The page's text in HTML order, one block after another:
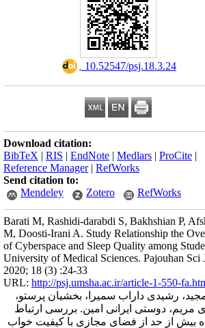
‎ 10.52547/psj.18.3.24
Download citation:
BibTeX | RIS | EndNote | Medlars | ProCite |
Reference Manager| RefWorks
Send citation to:
Mendeley
Zotero RefWorks
Barati M, Rashidi-darabdi S, Bakhshian P,
M, Doosti-Irani A. Study Relationship the
of Cyberspace and Sleep Quality among
University of Medical Sciences. Pajouhan Sci
2020; 18 (3) :24-33
URL: http://psj.umsha.ac.ir/article-1-550-
رشیدی داراب سمیرا، بخشیان پرستو،
مریم، دوستی ایرانی امین. بررسی ارتباط
بیش از حد از فضای مجازی با کیفیت خواب